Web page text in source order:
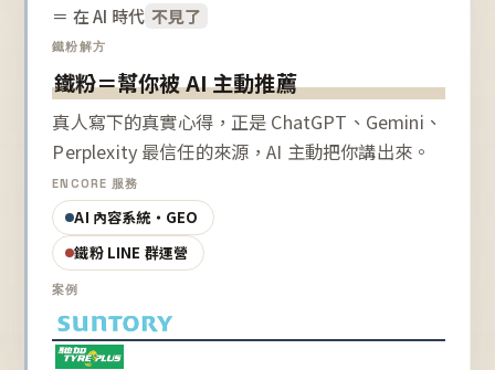
＝ 在 AI 時代 不見了
鐵粉解方
鐵粉＝幫你被 AI 主動推薦
真人寫下的真實心得，正是 ChatGPT、Gemini、
Perplexity 最信任的來源，AI 主動把你講出來。
ENCORE 服務
AI 內容系統・GEO
鐵粉 LINE 群運營
案例